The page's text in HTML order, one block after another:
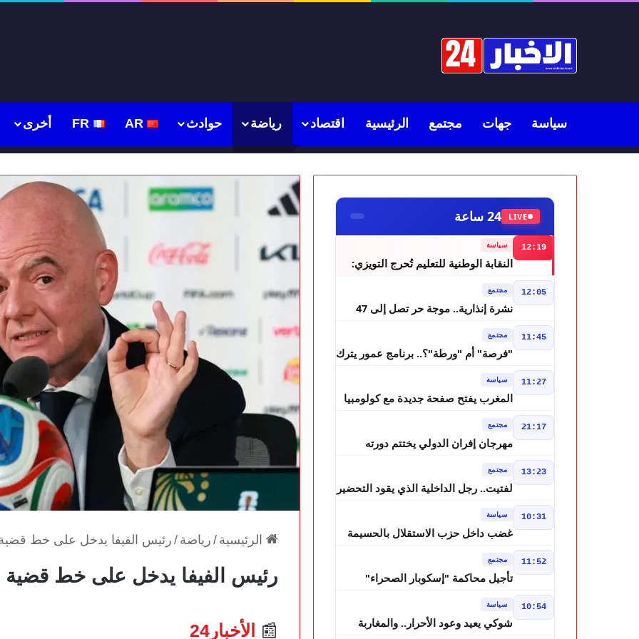
سياسة جهات مجتمع الرئيسية اقتصاد رياضة حوادث AR
FR أخرى
الرئيسية / رياضة / رئيس الفيفا يدخل على خط
رئيس الفيفا يدخل على خط قضية
📰
الأخبار24
LIVE 24 ساعة
12:19 سياسة
النقابة الوطنية للتعليم تُحرج التويزي:
12:05 مجتمع
نشرة إنذارية.. موجة حر تصل إلى 47
بالمغرب
11:45 مجتمع
"فرصة" أم "ورطة"؟.. برنامج عمور يترك
11:27 سياسة
المغرب يفتح صفحة جديدة مع كولومبيا
21:17 مجتمع
مهرجان إفران الدولي يختتم دورته
تخطف الأضواء
13:23 مجتمع
لفتيت.. رجل الداخلية الذي يقود التحضير
10:31 سياسة
غضب داخل حزب الاستقلال بالحسيمة
الانتخابات التشريعية
11:52 مجتمع
تأجيل محاكمة "إسكوبار الصحراء"
حالة سراح
10:54 سياسة
شوكي يعيد وعود الأحرار.. والمغاربة